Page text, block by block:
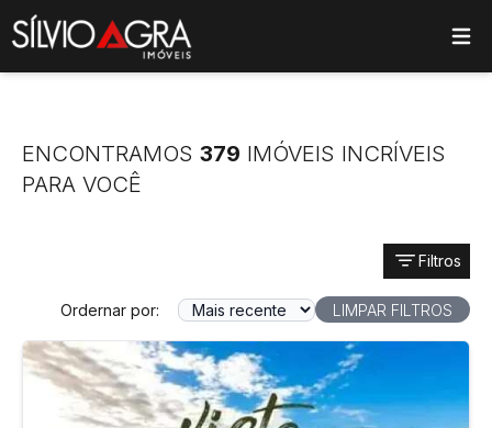
main menu
ENCONTRAMOS 379 IMÓVEIS INCRÍVEIS
PARA VOCÊ
Filtros
Ordernar por: LIMPAR FILTROS